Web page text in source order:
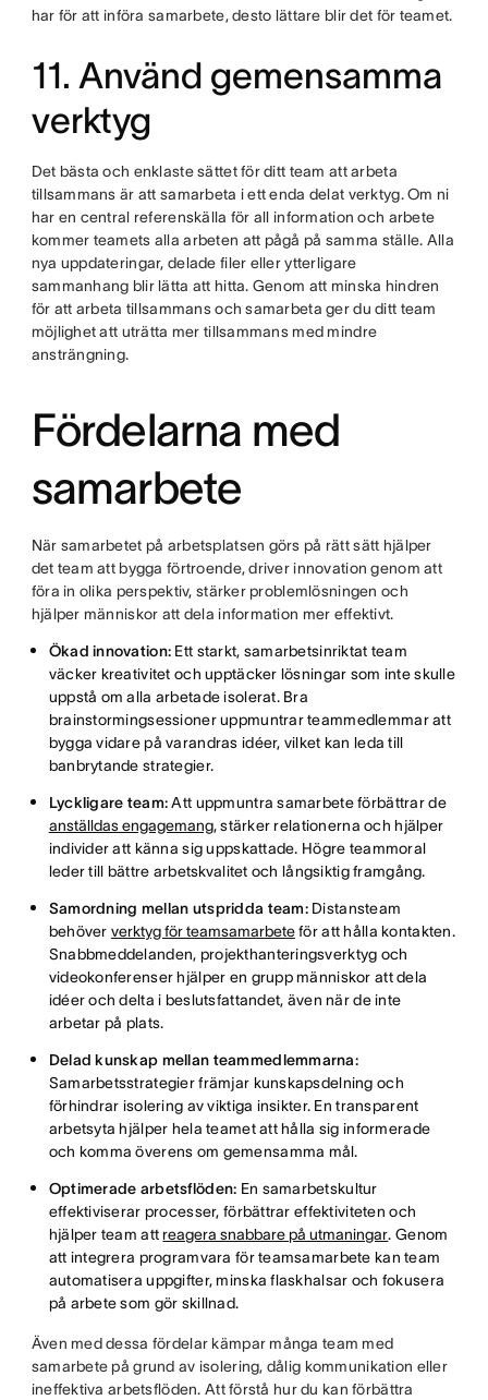
har för att införa samarbete, desto lättare blir det för teamet.
11. Använd gemensamma
verktyg
Det bästa och enklaste sättet för ditt team att arbeta
tillsammans är att samarbeta i ett enda delat verktyg. Om ni
har en central referenskälla för all information och arbete
kommer teamets alla arbeten att pågå på samma ställe. Alla
nya uppdateringar, delade filer eller ytterligare
sammanhang blir lätta att hitta. Genom att minska hindren
för att arbeta tillsammans och samarbeta ger du ditt team
möjlighet att uträtta mer tillsammans med mindre
ansträngning.
Fördelarna med
samarbete
När samarbetet på arbetsplatsen görs på rätt sätt hjälper
det team att bygga förtroende, driver innovation genom att
föra in olika perspektiv, stärker problemlösningen och
hjälper människor att dela information mer effektivt.
Ökad innovation: Ett starkt, samarbetsinriktat team
väcker kreativitet och upptäcker lösningar som inte skulle
uppstå om alla arbetade isolerat. Bra
brainstormingsessioner uppmuntrar teammedlemmar att
bygga vidare på varandras idéer, vilket kan leda till
banbrytande strategier.
Lyckligare team:Att uppmuntra samarbete förbättrar de
anställdas engagemang, stärker relationerna och hjälper
individer att känna sig uppskattade. Högre teammoral
leder till bättre arbetskvalitet och långsiktig framgång.
Samordning mellan utspridda team:Distansteam
behöver verktyg för teamsamarbeteför att hålla kontakten.
Snabbmeddelanden, projekthanteringsverktyg och
videokonferenser hjälper en grupp människor att dela
idéer och delta i beslutsfattandet, även när de inte
arbetar på plats.
Delad kunskap mellan teammedlemmarna:
Samarbetsstrategier främjar kunskapsdelning och
förhindrar isolering av viktiga insikter. En transparent
arbetsyta hjälper hela teamet att hålla sig informerade
och komma överens om gemensamma mål.
Optimerade arbetsflöden: En samarbetskultur
effektiviserar processer, förbättrar effektiviteten och
hjälper team attreagera snabbare på utmaningar. Genom
att integrera programvara för teamsamarbete kan team
automatisera uppgifter, minska flaskhalsar och fokusera
på arbete som gör skillnad.
Även med dessa fördelar kämpar många team med
samarbete på grund av isolering, dålig kommunikation eller
ineffektiva arbetsflöden. Att förstå hur du kan förbättra